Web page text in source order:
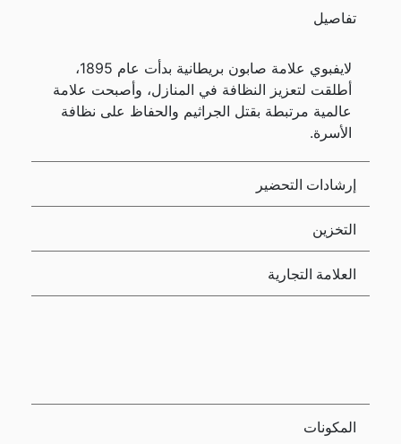
تفاصيل
لايفبوي علامة صابون بريطانية بدأت عام 1895،
أطلقت لتعزيز النظافة في المنازل، وأصبحت علامة
عالمية مرتبطة بقتل الجراثيم والحفاظ على نظافة
الأسرة.
إرشادات التحضير
التخزين
العلامة التجارية
المكونات